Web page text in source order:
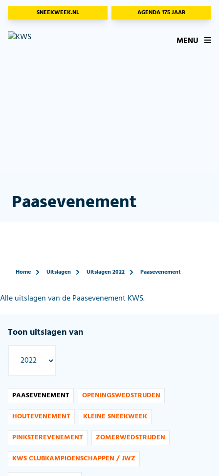
SNEEKWEEK.NL AGENDA 175 JAAR
MENU
Paasevenement
Home Uitslagen Uitslagen 2022 Paasevenement
Alle uitslagen van de Paasevenement KWS.
Toon uitslagen van
PAASEVENEMENT
OPENINGSWEDSTRIJDEN
HOUTEVENEMENT
KLEINE SNEEKWEEK
PINKSTEREVENEMENT
ZOMERWEDSTRIJDEN
KWS CLUBKAMPIOENSCHAPPEN / JWZ